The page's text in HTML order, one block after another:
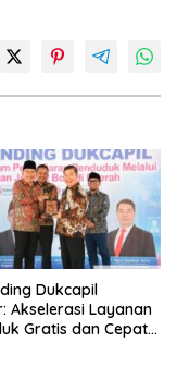
Dukcapil
Akselerasi Layanan
Gratis dan Cepat